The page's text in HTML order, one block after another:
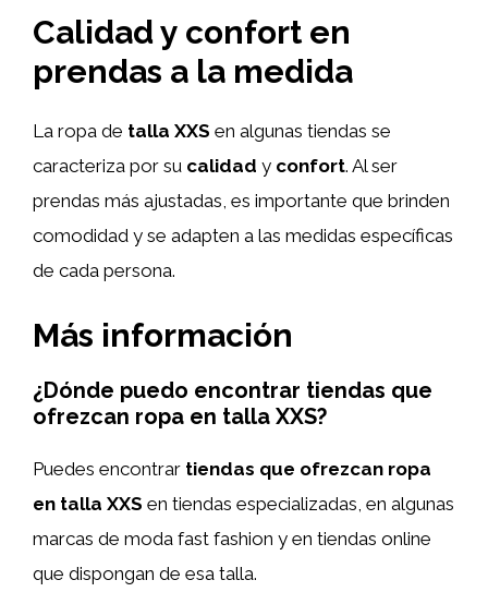
Calidad y confort en
prendas a la medida
La ropa de talla XXS en algunas tiendas se
caracteriza por su calidad y confort. Al ser
prendas más ajustadas, es importante que brinden
comodidad y se adapten a las medidas específicas
de cada persona.
Más información
¿Dónde puedo encontrar tiendas que
ofrezcan ropa en talla XXS?
Puedes encontrar tiendas que ofrezcan ropa
en talla XXS en tiendas especializadas, en algunas
marcas de moda fast fashion y en tiendas online
que dispongan de esa talla.